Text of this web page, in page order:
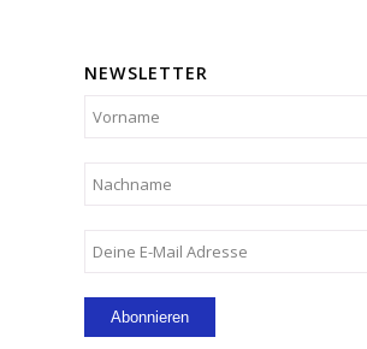
NEWSLETTER